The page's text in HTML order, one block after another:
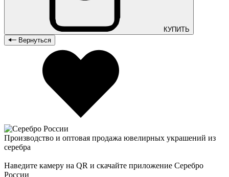
КУПИТЬ
Вернуться
Производство и оптовая продажа ювелирных украшений из
серебра
Наведите камеру на QR и скачайте приложение Серебро
России